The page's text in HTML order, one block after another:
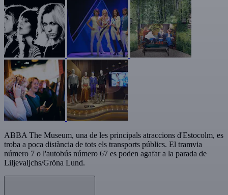
ABBA The Museum, una de les principals atraccions d'Estocolm, es
troba a poca distància de tots els transports públics. El tramvia
número 7 o l'autobús número 67 es poden agafar a la parada de
Liljevaljchs/Gröna Lund.